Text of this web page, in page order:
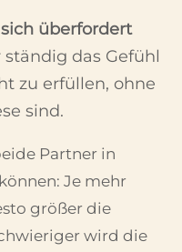
überfordert
ständig das Gefühl
zu erfüllen, ohne
sind.
Partner in
Je mehr
größer die
wird die